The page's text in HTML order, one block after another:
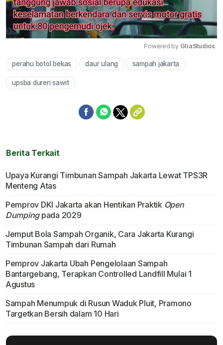
Mute
Powered by GliaStudios
perahu botol bekas daur ulang sampah jakarta
upsba duren sawit
Berita Terkait
Upaya Kurangi Timbunan Sampah Jakarta Lewat TPS3R
Menteng Atas
Pemprov DKI Jakarta akan Hentikan Praktik Open
Dumpingpada 2029
Jemput Bola Sampah Organik, Cara Jakarta Kurangi
Timbunan Sampah dari Rumah
Pemprov Jakarta Ubah Pengelolaan Sampah
Bantargebang, Terapkan Controlled Landfill Mulai 1
Agustus
Sampah Menumpuk di Rusun Waduk Pluit, Pramono
Targetkan Bersih dalam 10 Hari